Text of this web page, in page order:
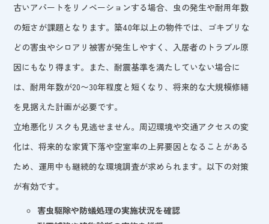
古いアパートをリノベーションする場合、虫の発生や耐用年数
の短さが課題となります。築40年以上の物件では、ゴキブリな
どの害虫やシロアリ被害が発生しやすく、入居者のトラブル原
因にもなり得ます。また、耐震基準を満たしていない場合に
は、耐用年数が20〜30年程度と短くなり、将来的な大規模修繕
を見据えた計画が必要です。
立地悪化リスクも見逃せません。周辺環境や交通アクセスの変
化は、将来的な家賃下落や空室率の上昇要因となることがある
ため、運用中も継続的な環境調査が求められます。以下の対策
が有効です。
害虫駆除や防蟻処理の実施状況を確認